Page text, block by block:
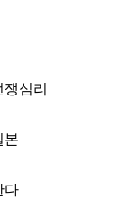
심리
본
다